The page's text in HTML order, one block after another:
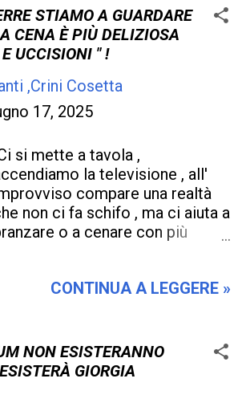
, alla politica truffaldina
al soldo facile . Già il mondo
, cambiano le abitudini , e
noialtri siamo nel...
sono concessi e
sono palliativi , ne
e ne psichiatri sono in
. Il punto è questo , non
sono fondi a sufficienza per
circoscrivere e annientare questa
, tutto approssimativo ,
inesatto , tutti i ciarlatani
per prescrivere le
inadeguate , per
ancora di più "matti " di
che non sono .
ci hanno insegnato niente ,
conviene che tutti siamo un po'
righe , per una politica e pure per
società che padroneggia sui
deboli , inutile dirlo : conviene
STIAMO A GUARDARE
CENA È PIÙ DELIZIOSA
UCCISIONI " !
,Crini Cosetta
17, 2025
si mette a tavola ,
la televisione , all'
compare una realtà
non ci fa schifo , ma ci aiuta a
o a cenare con più
guerre e le notizie che ne
a indicare che le guerre ci
digerire , avere più appetito
CONTINUA A LEGGERE »
NON ESISTERANNO
GIORGIA